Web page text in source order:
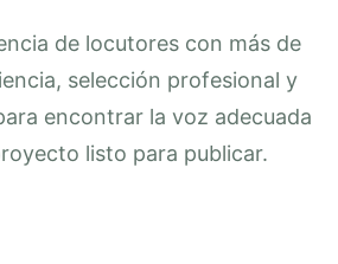
de locutores con más de
selección profesional y
encontrar la voz adecuada
listo para publicar.